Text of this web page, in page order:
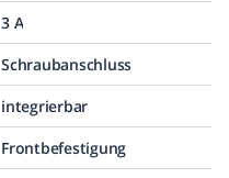
3 A
Schraubanschluss
integrierbar
Frontbefestigung